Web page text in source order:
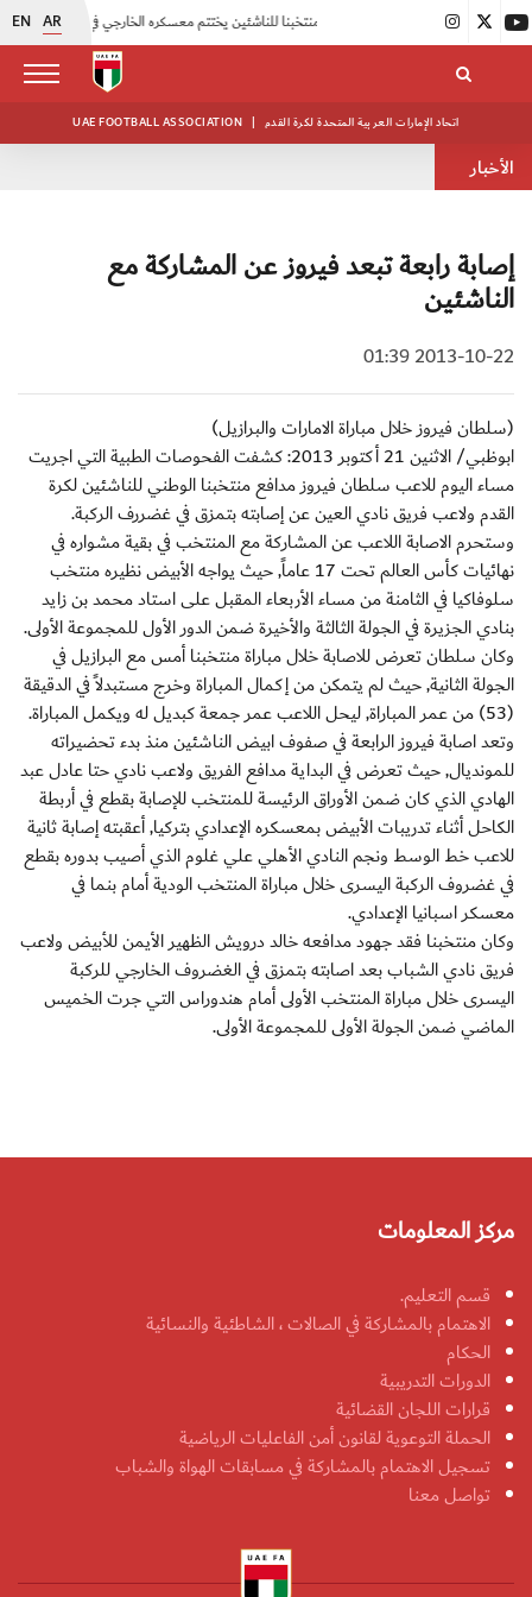
EN AR
اتحاد الكرة يُنظم ورشة عمل للمراقبين المعتمدين |
UAE FOOTBALL ASSOCIATION | اتحاد الإمارات العربية المتحدة لكرة القدم
الأخبار
إصابة رابعة تبعد فيروز عن المشاركة مع
الناشئين
2013-10-22 01:39
(سلطان فيروز خلال مباراة الامارات والبرازيل)
ابوظبي/ الاثنين 21 أكتوبر 2013: كشفت الفحوصات الطبية التي اجريت
مساء اليوم للاعب سلطان فيروز مدافع منتخبنا الوطني للناشئين لكرة
القدم ولاعب فريق نادي العين عن إصابته بتمزق في غضررف الركبة.
وستحرم الاصابة اللاعب عن المشاركة مع المنتخب في بقية مشواره في
نهائيات كأس العالم تحت 17 عاماً, حيث يواجه الأبيض نظيره منتخب
سلوفاكيا في الثامنة من مساء الأربعاء المقبل على استاد محمد بن زايد
بنادي الجزيرة في الجولة الثالثة والأخيرة ضمن الدور الأول للمجموعة الأولى.
وكان سلطان تعرض للاصابة خلال مباراة منتخبنا أمس مع البرازيل في
الجولة الثانية, حيث لم يتمكن من إكمال المباراة وخرج مستبدلاً في الدقيقة
(53) من عمر المباراة, ليحل اللاعب عمر جمعة كبديل له ويكمل المباراة.
وتعد اصابة فيروز الرابعة في صفوف ابيض الناشئين منذ بدء تحضيراته
للمونديال, حيث تعرض في البداية مدافع الفريق ولاعب نادي حتا عادل عبد
الهادي الذي كان ضمن الأوراق الرئيسة للمنتخب للإصابة بقطع في أربطة
الكاحل أثناء تدريبات الأبيض بمعسكره الإعدادي بتركيا, أعقبته إصابة ثانية
للاعب خط الوسط ونجم النادي الأهلي علي غلوم الذي أصيب بدوره بقطع
في غضروف الركبة اليسرى خلال مباراة المنتخب الودية أمام بنما في
معسكر اسبانيا الإعدادي.
وكان منتخبنا فقد جهود مدافعه خالد درويش الظهير الأيمن للأبيض ولاعب
فريق نادي الشباب بعد اصابته بتمزق في الغضروف الخارجي للركبة
اليسرى خلال مباراة المنتخب الأولى أمام هندوراس التي جرت الخميس
الماضي ضمن الجولة الأولى للمجموعة الأولى.
مركز المعلومات
قسم التعليم.
الاهتمام بالمشاركة في الصالات ، الشاطئية والنسائية
الحكام
الدورات التدريبية
قرارات اللجان القضائية
الحملة التوعوية لقانون أمن الفاعليات الرياضية
تسجيل الاهتمام بالمشاركة في مسابقات الهواة والشباب
تواصل معنا